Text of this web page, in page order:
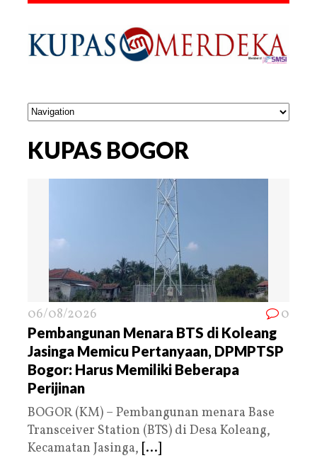
KUPAS BOGOR
06/08/2026 0
Pembangunan Menara BTS di Koleang
Jasinga Memicu Pertanyaan, DPMPTSP
Bogor: Harus Memiliki Beberapa
Perijinan
BOGOR (KM) – Pembangunan menara Base
Transceiver Station (BTS) di Desa Koleang,
Kecamatan Jasinga, [...]